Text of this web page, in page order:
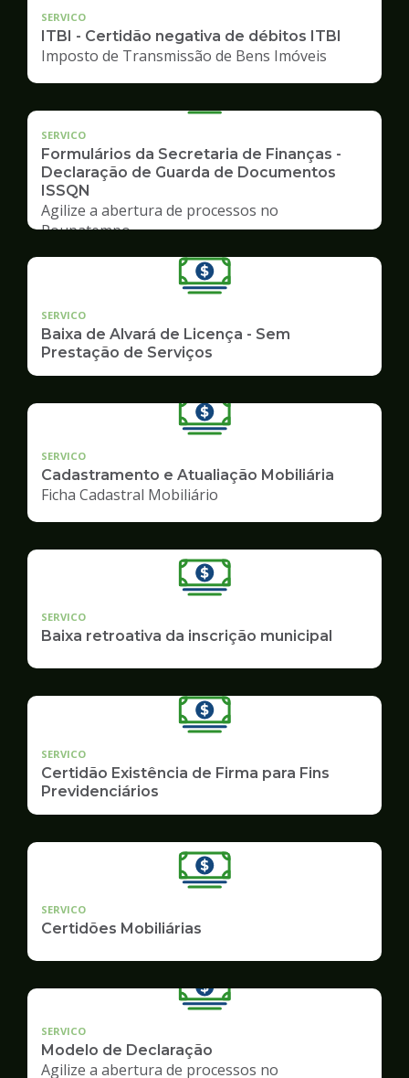
SERVICO
ITBI - Certidão negativa de débitos ITBI
Imposto de Transmissão de Bens Imóveis
SERVICO
Formulários da Secretaria de Finanças -
Declaração de Guarda de Documentos
ISSQN
Agilize a abertura de processos no
Poupatempo
SERVICO
Baixa de Alvará de Licença - Sem
Prestação de Serviços
SERVICO
Cadastramento e Atualiação Mobiliária
Ficha Cadastral Mobiliário
SERVICO
Baixa retroativa da inscrição municipal
SERVICO
Certidão Existência de Firma para Fins
Previdenciários
SERVICO
Certidões Mobiliárias
SERVICO
Modelo de Declaração
Agilize a abertura de processos no